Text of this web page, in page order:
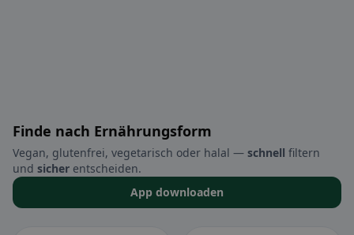
Finde nach Ernährungsform
Vegan, glutenfrei, vegetarisch oder halal — schnell filtern
und sicher entscheiden.
App downloaden